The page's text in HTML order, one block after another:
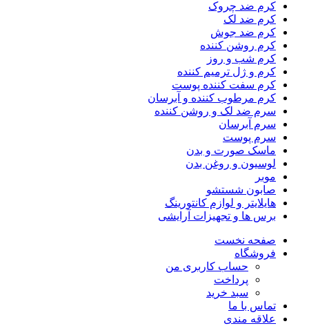
کرم ضد چروک
کرم ضد لک
کرم ضد جوش
کرم روشن کننده
کرم شب و روز
کرم و ژل ترمیم کننده
کرم سفت کننده پوست
کرم مرطوب کننده و آبرسان
سرم ضد لک و روشن کننده
سرم آبرسان
سرم پوست
ماسک صورت و بدن
لوسیون و روغن بدن
موبر
صابون شستشو
هایلایتر و لوازم کانتورینگ
برس ها و تجهیزات آرایشی
صفحه نخست
فروشگاه
حساب کاربری من
پرداخت
سبد خرید
تماس با ما
علاقه مندی